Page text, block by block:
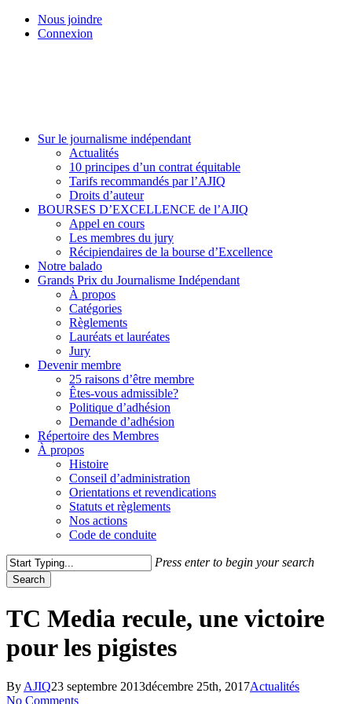
Skip
Nous joindre
Connexion
Menu
Sur le journalisme indépendant
Actualités
10 principes d’un contrat équitable
Tarifs recommandés par l’AJIQ
Droits d’auteur
BOURSES D’EXCELLENCE de l’AJIQ
Appel en cours
Les membres du jury
Récipiendaires de la bourse d’Excellence
Notre balado
Grands Prix du Journalisme Indépendant
À propos
Catégories
Règlements
Lauréats et lauréates
Jury
Devenir membre
25 raisons d’être membre
Êtes-vous admissible?
Politique d’adhésion
Demande d’adhésion
Répertoire des Membres
À propos
Histoire
Conseil d’administration
Orientations et revendications
Statuts et règlements
Nos actions
Code de conduite
Press enter to begin your search
Search
Search
TC Media recule, une victoire
pour les pigistes
By AJIQ23 septembre 2013décembre 25th, 2017Actualités
No Comments